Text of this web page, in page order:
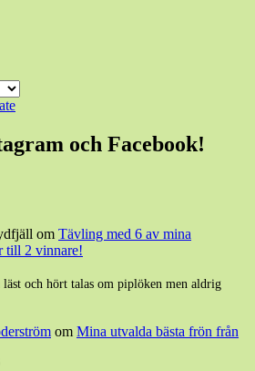
och Facebook!
om Tävling med 6 av mina
till 2 vinnare!
läst och hört talas om piplöken men aldrig
om Mina utvalda bästa frön från